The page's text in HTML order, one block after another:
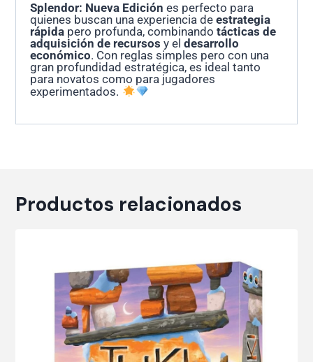
Splendor: Nueva Edición es perfecto para
quienes buscan una experiencia deestrategia
rápida pero profunda, combinandotácticas de
adquisición de recursos y eldesarrollo
económico. Con reglas simples pero con una
gran profundidad estratégica, es ideal tanto
para novatos como para jugadores
experimentados.
Productos relacionados